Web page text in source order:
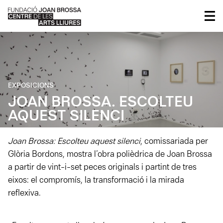
EXPOSICIONS
JOAN BROSSA. ESCOLTEU
AQUEST SILENCI
Joan Brossa: Escolteu aquest silenci, comissariada per
Glòria Bordons, mostra l’obra polièdrica de Joan Brossa
a partir de vint-i-set peces originals i partint de tres
eixos: el compromís, la transformació i la mirada
reflexiva.